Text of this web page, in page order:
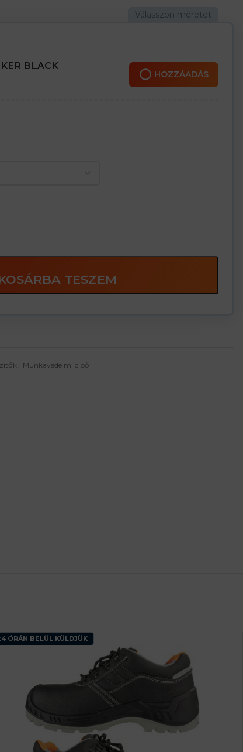
BLACK
HOZZÁADÁS
TESZEM
, Munkavédelmi cipő
ÓRÁN BELÜL KÜLDJÜK